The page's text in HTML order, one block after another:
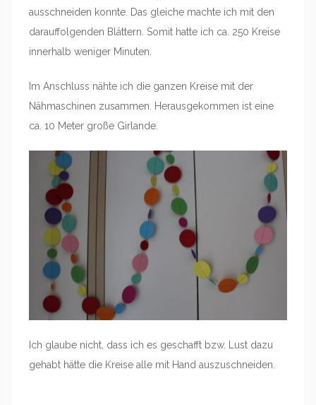
ausschneiden konnte. Das gleiche machte ich mit den
darauffolgenden Blättern. Somit hatte ich ca. 250 Kreise
innerhalb weniger Minuten.
Im Anschluss nähte ich die ganzen Kreise mit der
Nähmaschinen zusammen. Herausgekommen ist eine
ca. 10 Meter große Girlande.
Ich glaube nicht, dass ich es geschafft bzw. Lust dazu
gehabt hätte die Kreise alle mit Hand auszuschneiden.